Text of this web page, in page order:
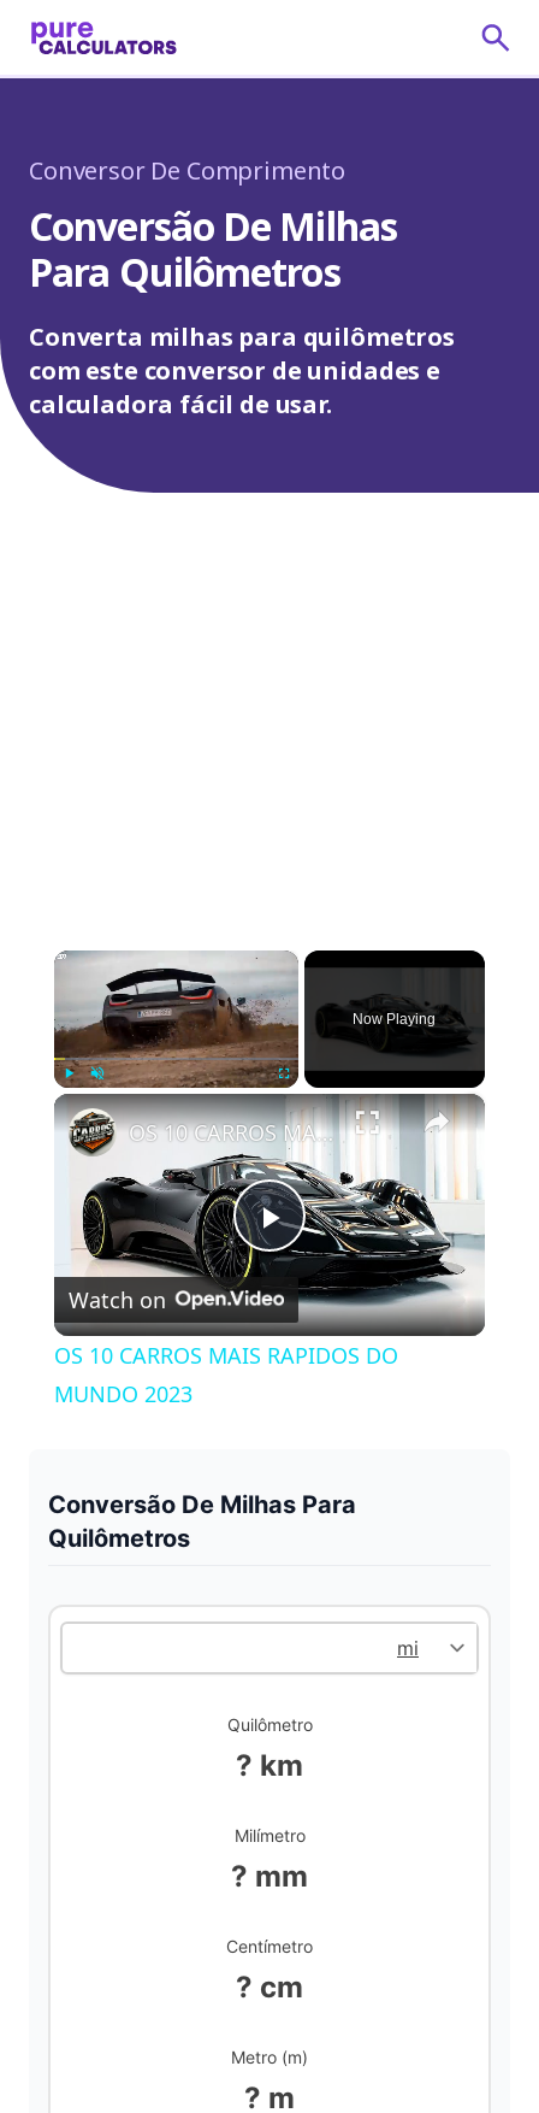
Conversor De Comprimento
Conversão De Milhas
Para Quilômetros
Converta milhas para quilômetros
com este conversor de unidades e
calculadora fácil de usar.
×
Fullscreen
Now Playing
×
P
l
i
d
e
o
OS 10 CARROS MAIS RAPIDOS DO MUNDO 2023
Watch on
OS 10 CARROS MAIS RAPIDOS DO
MUNDO 2023
Conversão De Milhas Para
Quilômetros
Quilômetro
? km
Milímetro
? mm
Centímetro
? cm
Metro (m)
? m